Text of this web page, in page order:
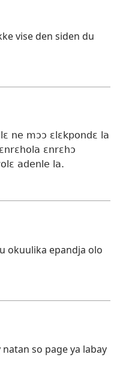
vise den siden du
ne mɔɔ ɛlɛkpondɛ la
ɛnrɛhɔ
adenle la.
okuulika epandja olo
so page ya labay